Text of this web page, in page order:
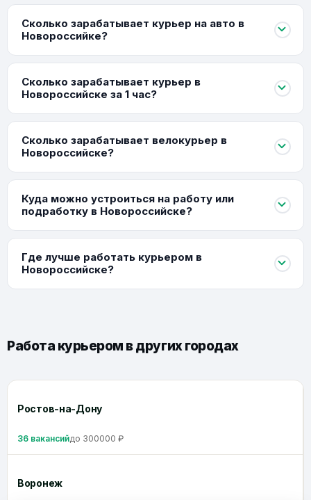
Сколько зарабатывает курьер на авто в
Новороссийке?
Сколько зарабатывает курьер в
Новороссийске за 1 час?
Сколько зарабатывает велокурьер в
Новороссийске?
Куда можно устроиться на работу или
подработку в Новороссийске?
Где лучше работать курьером в
Новороссийске?
Работа курьером в других городах
Ростов-на-Дону
36 вакансийдо 300000 ₽
Воронеж